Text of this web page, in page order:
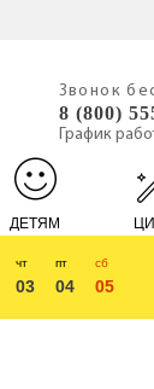
Звонок
8 (800)
График
ДЕТЯМ
чт
03
пт
04
сб
05